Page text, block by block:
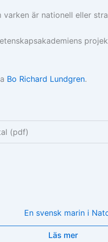
är nationell eller
Bo Richard Lundgren.
(pdf)
Läs mer